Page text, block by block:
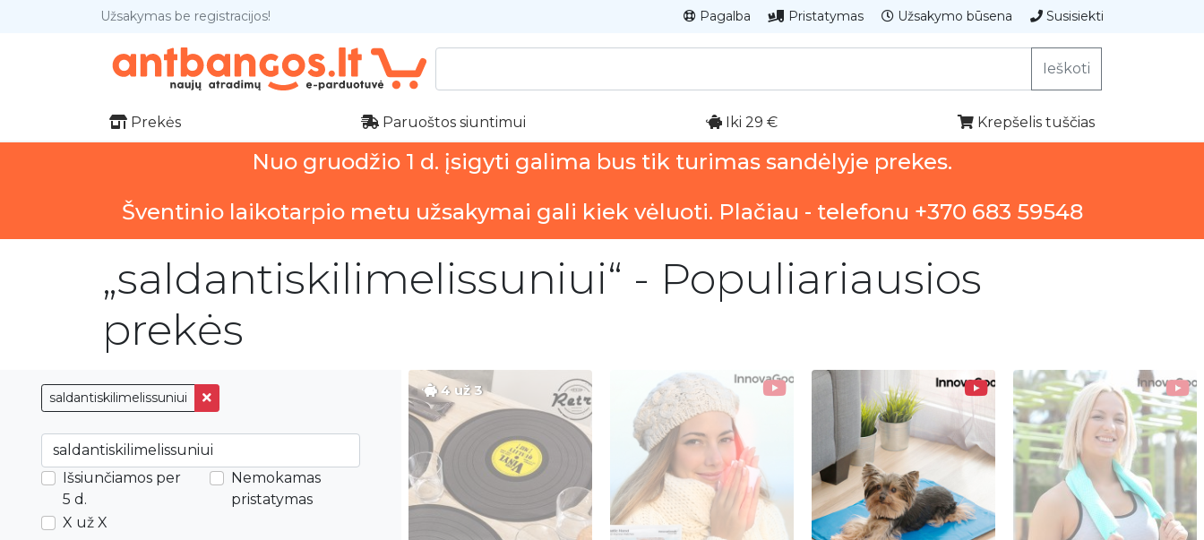
Užsakymas be registracijos! Pagalba Pristatymas Užsakymo būsena Susisiekti
Ieškoti
Prekės Paruoštos siuntimui Iki 29 € Krepšelis tuščias
Nuo gruodžio 1 d. įsigyti galima bus tik turimas sandėlyje prekes.
Šventinio laikotarpio metu užsakymai gali kiek vėluoti. Plačiau - telefonu +370 683 59548
„saldantiskilimelissuniui“ - Populiariausios
prekės
saldantiskilimelissuniui
Išsiunčiamos per
5 d.
Nemokamas
pristatymas
X už X
4 už 3